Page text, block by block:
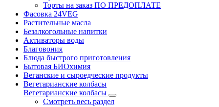
Торты на заказ ПО ПРЕДОПЛАТЕ
Фасовка 24VEG
Растительные масла
Безалкогольные напитки
Активаторы воды
Благовония
Блюда быстрого приготовления
Бытовая БИОхимия
Веганские и сыроедческие продукты
Вегетарианские колбасы
Вегетарианские колбасы
Смотреть весь раздел